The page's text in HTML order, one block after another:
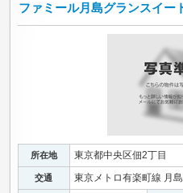
ファミール月島グランスイー
所在地 東京都中央区佃2丁目
交通 東京メトロ有楽町線 月